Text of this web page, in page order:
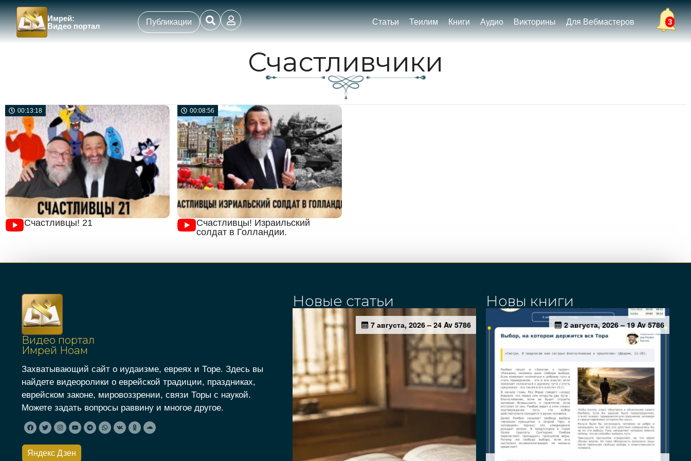
Имрей:
Видео портал
Публикации Статьи Теилим Книги Аудио Викторины Для Вебмастеров 3
Счастливчики
00:13:18
Счастливцы! 21
00:08:56
Счастливцы! Израильский
солдат в Голландии.
Видео портал
Имрей Ноам
Захватывающий сайт о иудаизме, евреях и Торе. Здесь вы
найдете видеоролики о еврейской традиции, праздниках,
еврейском законе, мировоззрении, связи Торы с наукой.
Можете задать вопросы раввину и многое другое.
Яндекс Дзен
Новые статьи Новы книги